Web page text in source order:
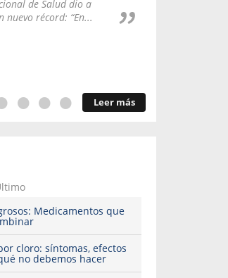
de Salud dio a
nuevo récord: “En...
Leer más
Medicamentos que
cloro: síntomas, efectos
no debemos hacer